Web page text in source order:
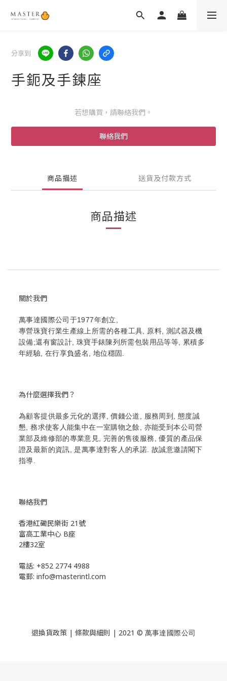
分享到
手鈪及手鍊座
若想購買，請聯絡我們。
聯絡我們
商品描述 送貨及付款方式
商品描述
關於我們
萬事達國際公司于1977年創立,
專營珠寶行業生產線上所需的各種工具, 原料, 測試器及機
設備;還有窗設計, 珠寶手錶陳列所需包裝用品等等, 累積多
年經驗, 在行享負盛名, 地位穩固.
為什麼選擇我們？
為顧客提供最多元化的選擇, 價錢公道, 服務周到, 態度誠
懇, 務求使客人能集中在一室購物之餘, 亦能受到本公司營
業部及維修部的專業意見, 完善的售後服務, 優質的產品保
證及最新的資訊, 是萬事達對客人的承諾. 故誠意邀請閣下
指導.
聯絡我們
香港紅磡民樂街 21號
富高工業中心 B座
2樓32室
電話: +852 2774 4988
電郵: info@masterintl.com
退換貨政策 | 條款與細則 | 2021 © 萬事達國際公司